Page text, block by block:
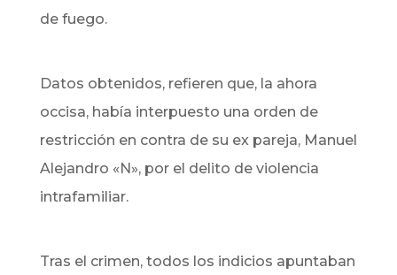
de fuego.
Datos obtenidos, refieren que, la ahora
occisa, había interpuesto una orden de
restricción en contra de su ex pareja, Manuel
Alejandro «N», por el delito de violencia
intrafamiliar.
Tras el crimen, todos los indicios apuntaban